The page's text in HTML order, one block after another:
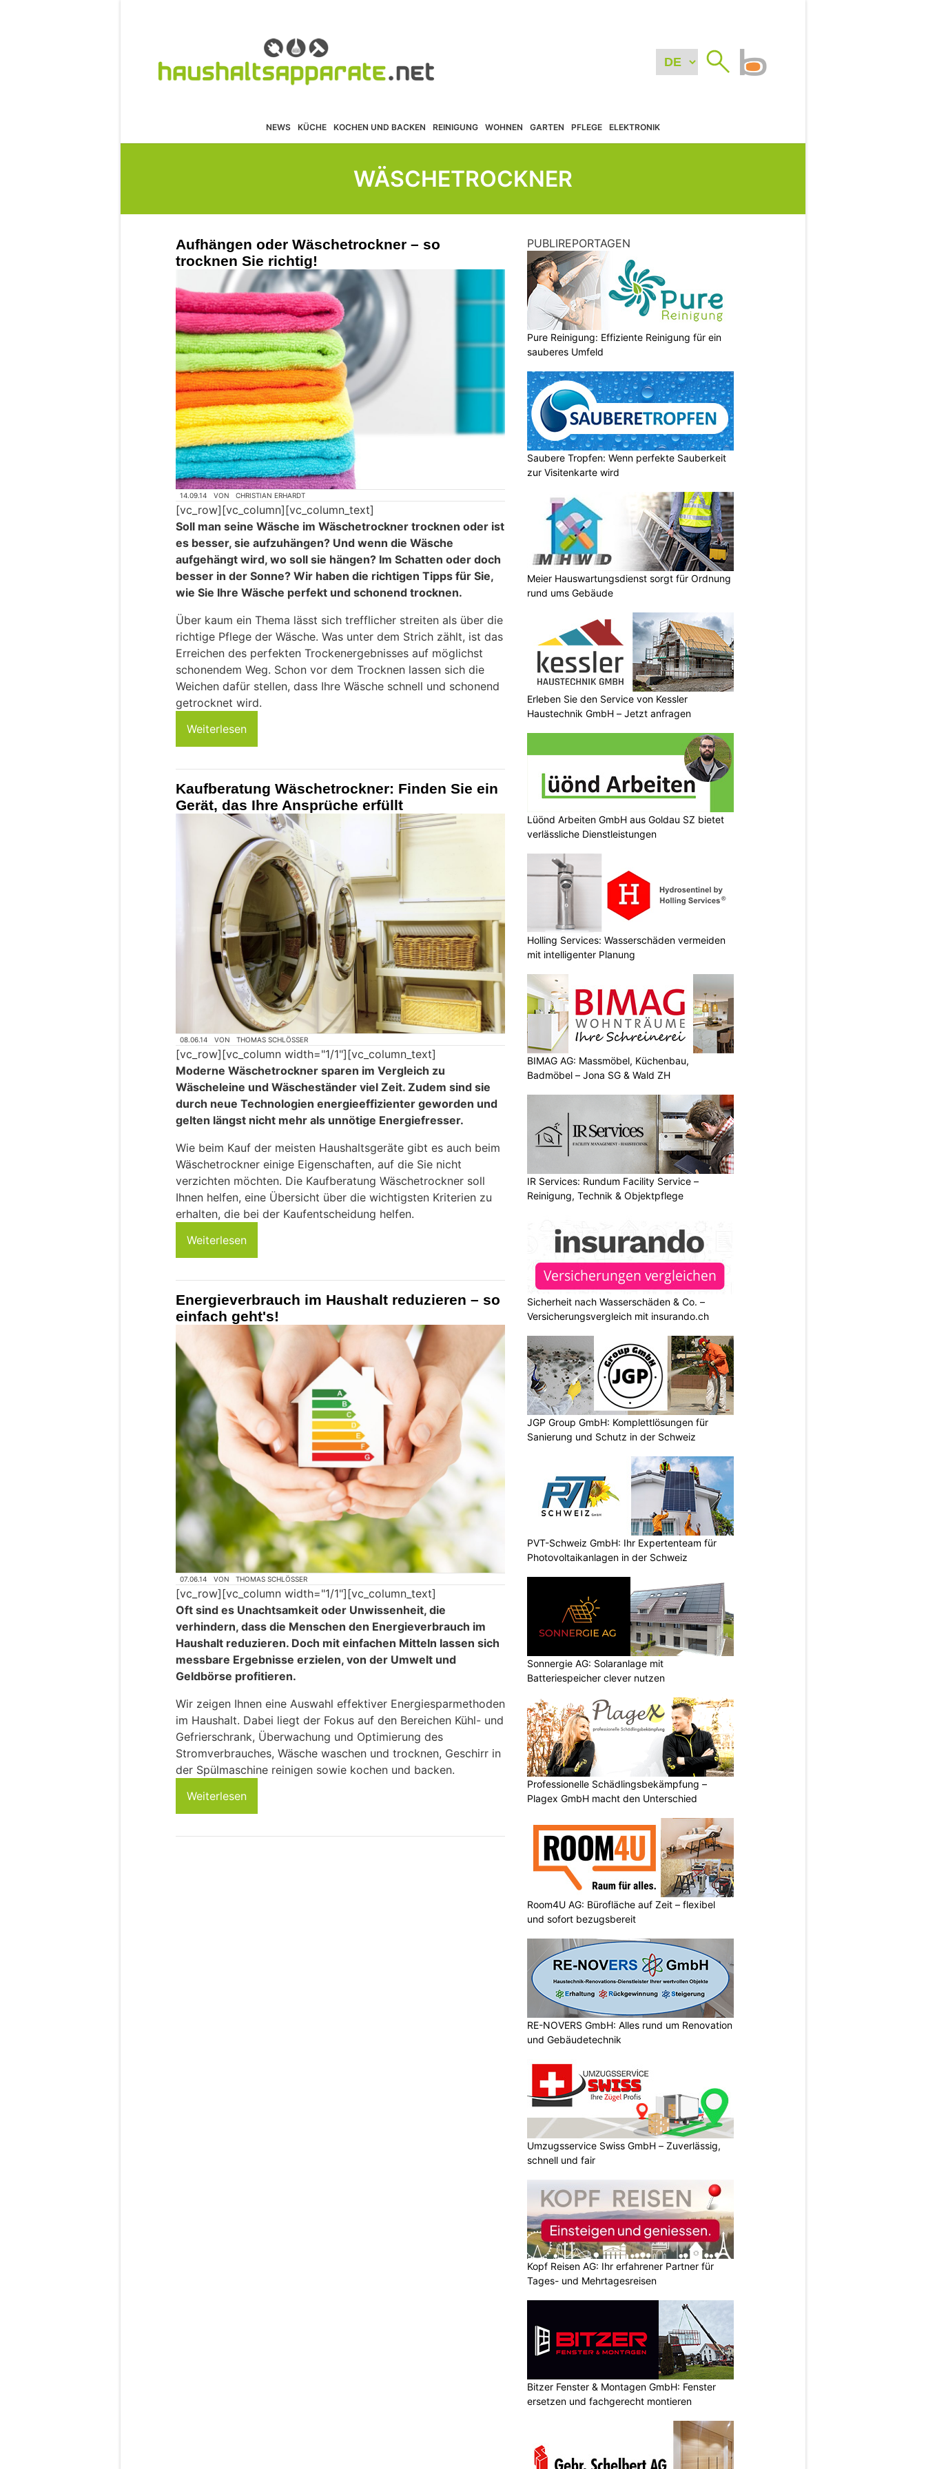
NEWS KÜCHE KOCHEN UND BACKEN REINIGUNG WOHNEN GARTEN PFLEGE ELEKTRONIK
WÄSCHETROCKNER
Aufhängen oder Wäschetrockner – so
trocknen Sie richtig!
14.09.14 VON CHRISTIAN ERHARDT
[vc_row][vc_column][vc_column_text]
Soll man seine Wäsche im Wäschetrockner trocknen oder ist
es besser, sie aufzuhängen? Und wenn die Wäsche
aufgehängt wird, wo soll sie hängen? Im Schatten oder doch
besser in der Sonne? Wir haben die richtigen Tipps für Sie,
wie Sie Ihre Wäsche perfekt und schonend trocknen.
Über kaum ein Thema lässt sich trefflicher streiten als über die
richtige Pflege der Wäsche. Was unter dem Strich zählt, ist das
Erreichen des perfekten Trockenergebnisses auf möglichst
schonendem Weg. Schon vor dem Trocknen lassen sich die
Weichen dafür stellen, dass Ihre Wäsche schnell und schonend
getrocknet wird.
Weiterlesen
Kaufberatung Wäschetrockner: Finden Sie ein
Gerät, das Ihre Ansprüche erfüllt
08.06.14 VON THOMAS SCHLÖSSER
[vc_row][vc_column width="1/1"][vc_column_text]
Moderne Wäschetrockner sparen im Vergleich zu
Wäscheleine und Wäscheständer viel Zeit. Zudem sind sie
durch neue Technologien energieeffizienter geworden und
gelten längst nicht mehr als unnötige Energiefresser.
Wie beim Kauf der meisten Haushaltsgeräte gibt es auch beim
Wäschetrockner einige Eigenschaften, auf die Sie nicht
verzichten möchten. Die Kaufberatung Wäschetrockner soll
Ihnen helfen, eine Übersicht über die wichtigsten Kriterien zu
erhalten, die bei der Kaufentscheidung helfen.
Weiterlesen
Energieverbrauch im Haushalt reduzieren – so
einfach geht's!
07.06.14 VON THOMAS SCHLÖSSER
[vc_row][vc_column width="1/1"][vc_column_text]
Oft sind es Unachtsamkeit oder Unwissenheit, die
verhindern, dass die Menschen den Energieverbrauch im
Haushalt reduzieren. Doch mit einfachen Mitteln lassen sich
messbare Ergebnisse erzielen, von der Umwelt und
Geldbörse profitieren.
Wir zeigen Ihnen eine Auswahl effektiver Energiesparmethoden
im Haushalt. Dabei liegt der Fokus auf den Bereichen Kühl- und
Gefrierschrank, Überwachung und Optimierung des
Stromverbrauches, Wäsche waschen und trocknen, Geschirr in
der Spülmaschine reinigen sowie kochen und backen.
Weiterlesen
PUBLIREPORTAGEN
Pure Reinigung: Effiziente Reinigung für ein
sauberes Umfeld
Saubere Tropfen: Wenn perfekte Sauberkeit
zur Visitenkarte wird
Meier Hauswartungsdienst sorgt für Ordnung
rund ums Gebäude
Erleben Sie den Service von Kessler
Haustechnik GmbH – Jetzt anfragen
Lüönd Arbeiten GmbH aus Goldau SZ bietet
verlässliche Dienstleistungen
Holling Services: Wasserschäden vermeiden
mit intelligenter Planung
BIMAG AG: Massmöbel, Küchenbau,
Badmöbel – Jona SG & Wald ZH
IR Services: Rundum Facility Service –
Reinigung, Technik & Objektpflege
Sicherheit nach Wasserschäden & Co. –
Versicherungsvergleich mit insurando.ch
JGP Group GmbH: Komplettlösungen für
Sanierung und Schutz in der Schweiz
PVT-Schweiz GmbH: Ihr Expertenteam für
Photovoltaikanlagen in der Schweiz
Sonnergie AG: Solaranlage mit
Batteriespeicher clever nutzen
Professionelle Schädlingsbekämpfung –
Plagex GmbH macht den Unterschied
Room4U AG: Bürofläche auf Zeit – flexibel
und sofort bezugsbereit
RE-NOVERS GmbH: Alles rund um Renovation
und Gebäudetechnik
Umzugsservice Swiss GmbH – Zuverlässig,
schnell und fair
Kopf Reisen AG: Ihr erfahrener Partner für
Tages- und Mehrtagesreisen
Bitzer Fenster & Montagen GmbH: Fenster
ersetzen und fachgerecht montieren